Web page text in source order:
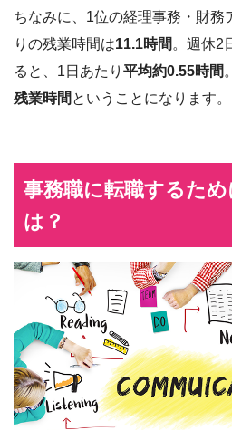
ちなみに、1位の経理事務・財務
りの残業時間は11.1時間。週休2
ると、1日あたり 平均約0.55時間
残業時間 ということになります。
事務職に転職するた
は？